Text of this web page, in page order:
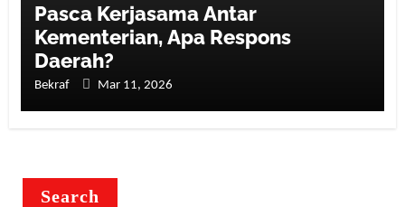
Pasca Kerjasama Antar
Kementerian, Apa Respons
Daerah?
Bekraf Mar 11, 2026
Search